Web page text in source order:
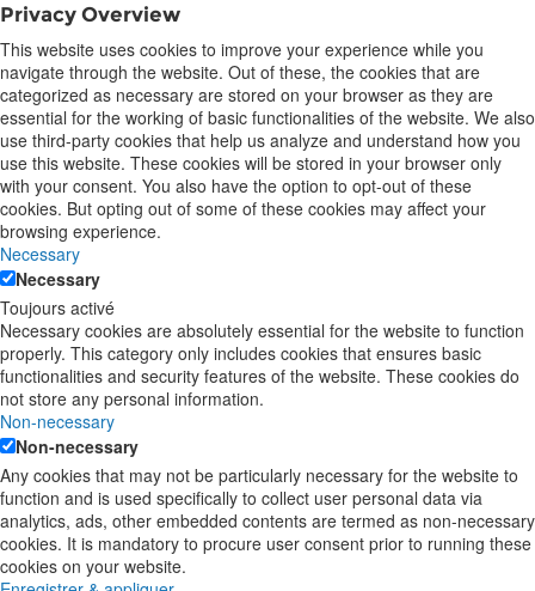
Privacy Overview
This website uses cookies to improve your experience while you
navigate through the website. Out of these, the cookies that are
categorized as necessary are stored on your browser as they are
essential for the working of basic functionalities of the website. We also
use third-party cookies that help us analyze and understand how you
use this website. These cookies will be stored in your browser only
with your consent. You also have the option to opt-out of these
cookies. But opting out of some of these cookies may affect your
browsing experience.
Necessary
Necessary
Toujours activé
Necessary cookies are absolutely essential for the website to function
properly. This category only includes cookies that ensures basic
functionalities and security features of the website. These cookies do
not store any personal information.
Non-necessary
Non-necessary
Any cookies that may not be particularly necessary for the website to
function and is used specifically to collect user personal data via
analytics, ads, other embedded contents are termed as non-necessary
cookies. It is mandatory to procure user consent prior to running these
cookies on your website.